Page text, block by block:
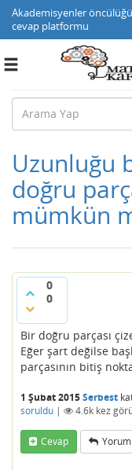
Akademisyenler
cevap platformu
Toggle
Uzunluğu
doğru
mümkün
0
0
Bir doğru parçası
Eğer şart değilse
parçasının bitiş
1 Şubat 2015Serbest
soruldu | 4.6k kez
Cevap Yorum